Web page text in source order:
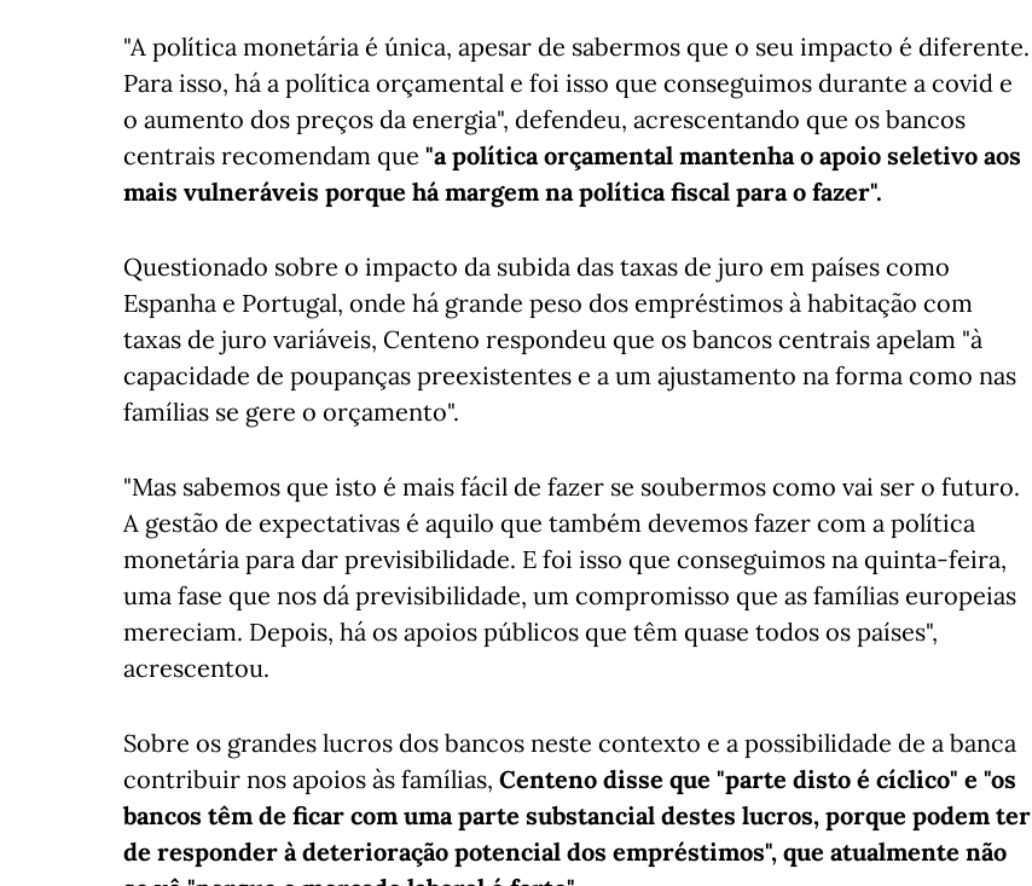
"A política monetária é única, apesar de sabermos que o seu impacto é diferente.
Para isso, há a política orçamental e foi isso que conseguimos durante a covid e
o aumento dos preços da energia", defendeu, acrescentando que os bancos
centrais recomendam que "a política orçamental mantenha o apoio seletivo aos
mais vulneráveis porque há margem na política fiscal para o fazer".
Questionado sobre o impacto da subida das taxas de juro em países como
Espanha e Portugal, onde há grande peso dos empréstimos à habitação com
taxas de juro variáveis, Centeno respondeu que os bancos centrais apelam "à
capacidade de poupanças preexistentes e a um ajustamento na forma como nas
famílias se gere o orçamento".
"Mas sabemos que isto é mais fácil de fazer se soubermos como vai ser o futuro.
A gestão de expectativas é aquilo que também devemos fazer com a política
monetária para dar previsibilidade. E foi isso que conseguimos na quinta-feira,
uma fase que nos dá previsibilidade, um compromisso que as famílias europeias
mereciam. Depois, há os apoios públicos que têm quase todos os países",
acrescentou.
Sobre os grandes lucros dos bancos neste contexto e a possibilidade de a banca
contribuir nos apoios às famílias, Centeno disse que "parte disto é cíclico" e "os
bancos têm de ficar com uma parte substancial destes lucros, porque podem ter
de responder à deterioração potencial dos empréstimos", que atualmente não